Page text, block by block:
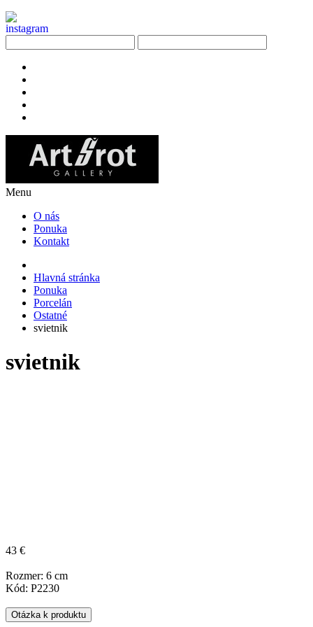
Menu
O nás
Ponuka
Kontakt
Hlavná stránka
Ponuka
Porcelán
Ostatné
svietnik
svietnik
43 €
Rozmer: 6 cm
Kód: P2230
Otázka k produktu